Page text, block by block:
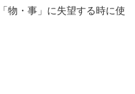
物・事」に失望する時に使